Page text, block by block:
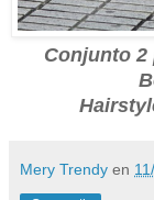
Conjunto 2
Mery Trendy en